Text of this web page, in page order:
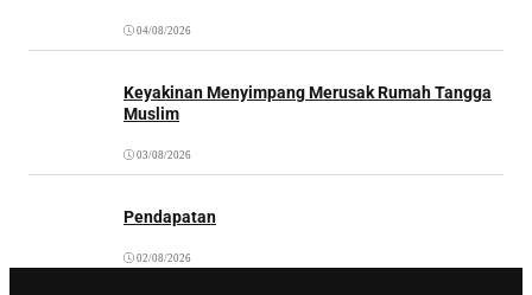
04/08/2026
Keyakinan Menyimpang Merusak Rumah Tangga
Muslim
03/08/2026
Pendapatan
02/08/2026